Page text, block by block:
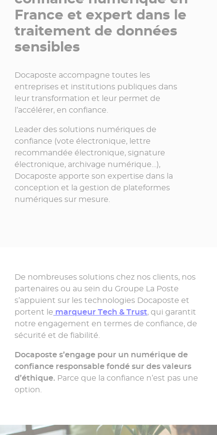
France et expert dans le
traitement de données
sensibles
Docaposte accompagne toutes les
entreprises et institutions publiques dans
leur transformation et leur permet de
l’accélérer, en confiance.
Leader des solutions numériques de
confiance (vote électronique, lettre
recommandée électronique, signature
électronique, archivage numérique…),
Docaposte apporte son expertise dans la
conception et la gestion de plateformes
numériques sur mesure.
De nombreuses solutions chez nos clients, nos
partenaires ou au sein du Groupe La Poste
s’appuient sur les technologies Docaposte et
portent le marqueur Tech & Trust, qui garantit
notre engagement en termes de confiance, de
sécurité et de fiabilité.
Docaposte s’engage pour un numérique de
confiance responsable fondé sur des valeurs
d’éthique. Parce que la confiance n’est pas une
option.